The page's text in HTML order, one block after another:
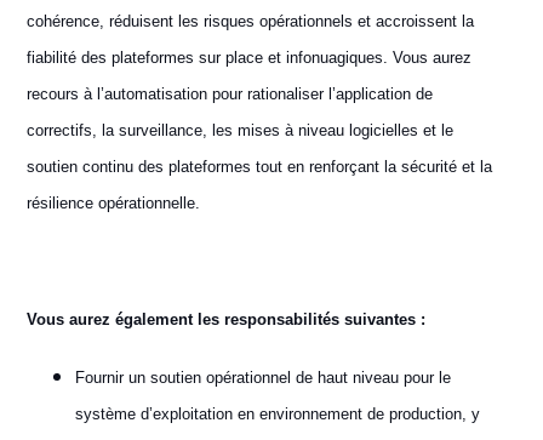
cohérence, réduisent les risques opérationnels et accroissent la
fiabilité des plateformes sur place et infonuagiques. Vous aurez
recours à l’automatisation pour rationaliser l’application de
correctifs, la surveillance, les mises à niveau logicielles et le
soutien continu des plateformes tout en renforçant la sécurité et la
résilience opérationnelle.
Vous aurez également les responsabilités suivantes :
Fournir un soutien opérationnel de haut niveau pour le
système d’exploitation en environnement de production, y